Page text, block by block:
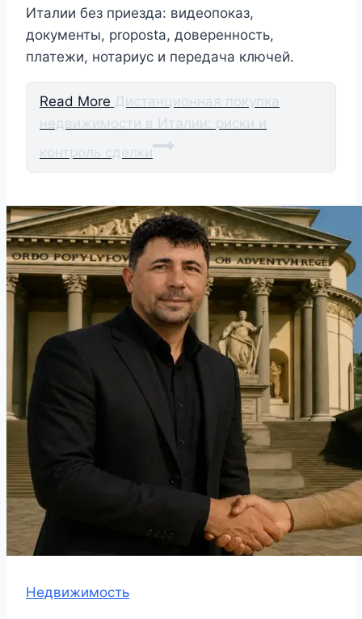
Италии без приезда: видеопоказ,
документы, proposta, доверенность,
платежи, нотариус и передача ключей.
Read More Дистанционная покупка
недвижимости в Италии: риски и
контроль сделки
Недвижимость